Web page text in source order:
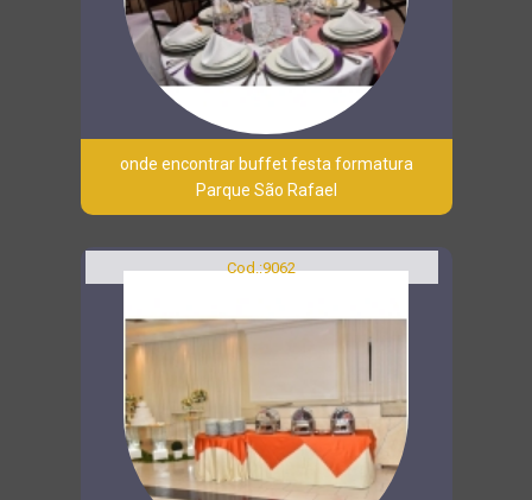
onde encontrar buffet festa formatura
Parque São Rafael
Cod.:9062